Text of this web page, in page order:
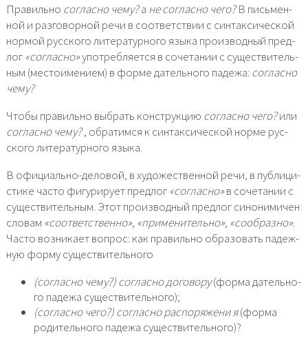
Правильно соглас­но чему?а не соглас­но чего?В пись­мен­
ной и раз­го­вор­ной речи в соот­вет­ствии с син­так­си­че­ской
нор­мой рус­ско­го лите­ра­тур­но­го язы­ка про­из­вод­ный пред­
лог «соглас­но»упо­треб­ля­ет­ся в соче­та­нии с суще­стви­тель­
ным (место­име­ни­ем) в фор­ме датель­но­го паде­жа: соглас­но
чему?
Чтобы пра­виль­но выбрать кон­струк­цию соглас­но чего?или
соглас­но чему?, обра­тим­ся к син­так­си­че­ской нор­ме рус­
ско­го лите­ра­тур­но­го язы­ка.
В официально-деловой, в худо­же­ствен­ной речи, в пуб­ли­ци­
сти­ке часто фигу­ри­ру­ет пред­лог «соглас­но»в соче­та­нии с
суще­стви­тель­ным. Этот про­из­вод­ный пред­лог сино­ни­ми­чен
сло­вам «соот­вет­ствен­но», «при­ме­ни­тель­но», «сооб­раз­но».
Часто воз­ни­ка­ет вопрос: как пра­виль­но обра­зо­вать падеж­
ную фор­му суще­стви­тель­но­го
(соглас­но чему?) соглас­но дого­вору(фор­ма датель­но­
го паде­жа суще­стви­тель­но­го);
(соглас­но чего?) соглас­но рас­по­ря­же­ни я(фор­ма
роди­тель­но­го паде­жа суще­стви­тель­но­го)?